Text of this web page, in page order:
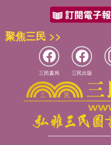
聚焦三民 >>
三民書局 三民出版